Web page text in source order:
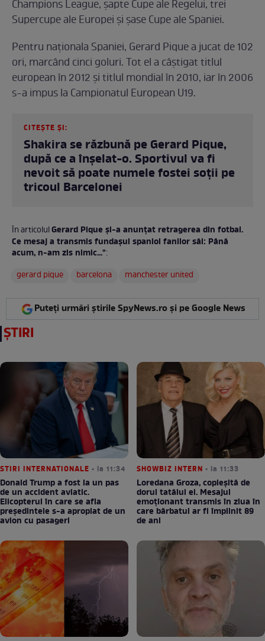
Champions League, șapte Cupe ale Regelui, trei
Supercupe ale Europei și șase Cupe ale Spaniei.
Pentru naționala Spaniei, Gerard Pique a jucat de 102
ori, marcând cinci goluri. Tot el a câștigat titlul
european în 2012 și titlul mondial în 2010, iar în 2006
s-a impus la Campionatul European U19.
CITEȘTE ȘI:
Shakira se răzbună pe Gerard Pique,
după ce a înșelat-o. Sportivul va fi
nevoit să poate numele fostei soții pe
tricoul Barcelonei
În articolulGerard Pique și-a anunțat retragerea din fotbal.
Ce mesaj a transmis fundașul spaniol fanilor săi: Până
acum, n-am zis nimic...":
gerard pique
barcelona manchester united
Puteți urmări știrile SpyNews.ro și pe Google News
ȘTIRI
STIRI INTERNATIONALE • la 11:34
Donald Trump a fost la un pas
de un accident aviatic.
Elicopterul în care se afla
președintele s-a apropiat de un
avion cu pasageri
SHOWBIZ INTERN • la 11:33
Loredana Groza, copleșită de
dorul tatălui ei. Mesajul
emoționant transmis în ziua în
care bărbatul ar fi împlinit 89
de ani